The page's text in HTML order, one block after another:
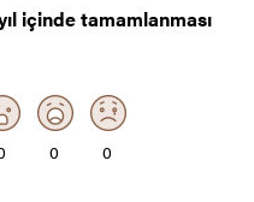
içinde tamamlanması
0 0